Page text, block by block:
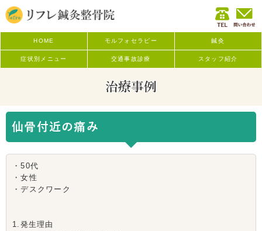
HOME モルフォセラピー 鍼灸
症状別メニュー 交通事故診療 スタッフ紹介
治療事例
仙骨付近の痛み
・50代
・女性
・デスクワーク
1.発生理由